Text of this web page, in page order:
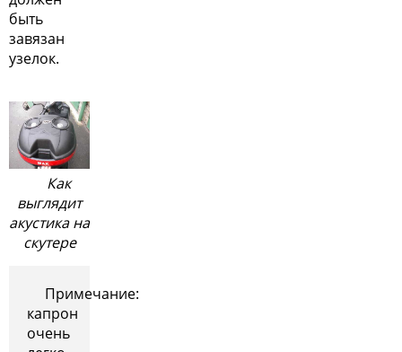
быть
завязан
узелок.
Как
выглядит
акустика на
скутере
Примечание:
капрон
очень